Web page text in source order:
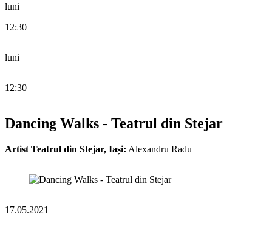
luni
12:30
luni
12:30
Dancing Walks - Teatrul din Stejar
Artist Teatrul din Stejar, Iași: Alexandru Radu
17.05.2021